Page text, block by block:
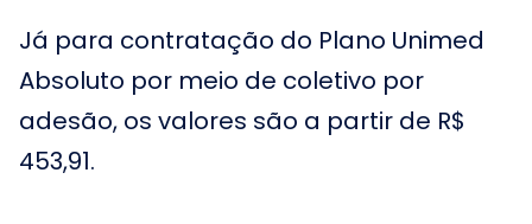
Já para contratação do Plano Unimed
Absoluto por meio de coletivo por
adesão, os valores são a partir de R$
453,91.